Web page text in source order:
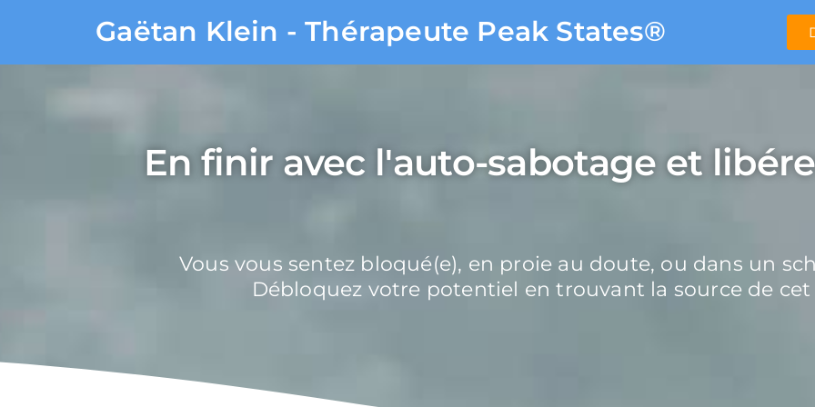
Gaëtan Klein - Thérapeute Peak States®
En finir avec l'auto-sabotage et
Vous vous sentez bloqué(e), en proie au doute, ou dans un
Débloquez votre potentiel en trouvant la source de